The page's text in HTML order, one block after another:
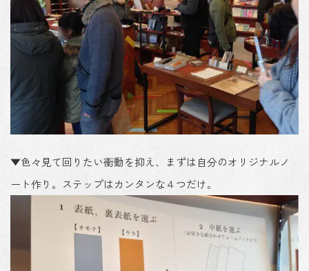
▼色々見て回りたい衝動を抑え、まずは自分のオリジナルノ
ート作り。ステップはカンタンな４つだけ。